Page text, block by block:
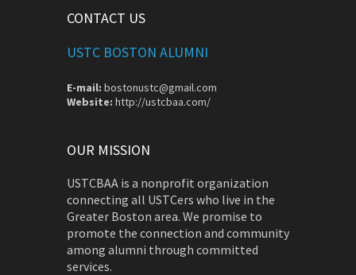
CONTACT US
USTC BOSTON ALUMNI
E-mail: bostonustc@gmail.com
Website: http://ustcbaa.com/
OUR MISSION
USTCBAA is a nonprofit organization
connecting all USTCers who live in the
Greater Boston area. We promise to
promote the connection and community
among alumni through committed
services.